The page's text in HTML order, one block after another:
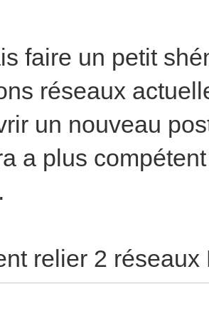
faire un petit
réseaux
un nouveau
a plus
relier 2 réseaux